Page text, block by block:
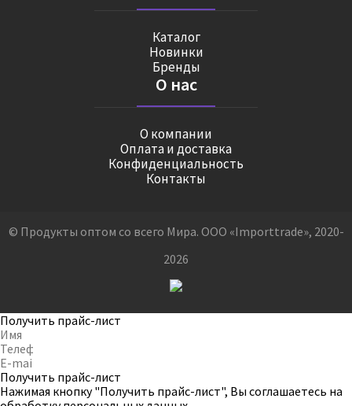
Каталог
Новинки
Бренды
О нас
О компании
Оплата и доставка
Конфиденциальность
Контакты
© Продукты оптом со всего Мира. ООО «Importtrade», 2020-
2026
Получить прайс-лист
Получить прайс-лист
Нажимая кнопку "Получить прайс-лист", Вы соглашаетесь на